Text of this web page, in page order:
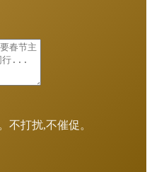
不打扰,不催促。